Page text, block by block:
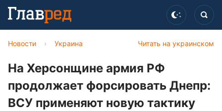
Читать на украинском
Новости › Украина
На Херсонщине армия РФ
продолжает форсировать Днепр:
ВСУ применяют новую тактику